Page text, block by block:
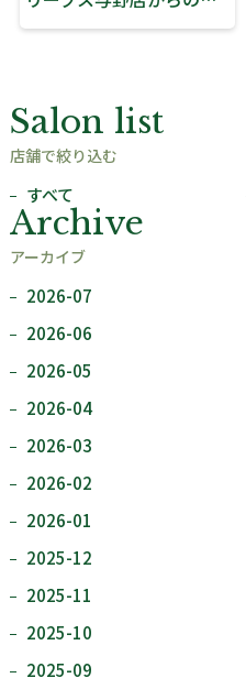
Salon list
店舗で絞り込む
すべて
Archive
アーカイブ
2026-07
2026-06
2026-05
2026-04
2026-03
2026-02
2026-01
2025-12
2025-11
2025-10
2025-09